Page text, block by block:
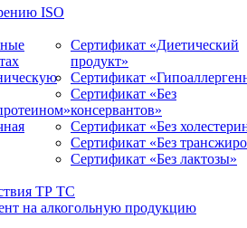
ISO
Сертификат «Диетический
продукт»
Сертификат
Сертификат «Без
консервантов»
Сертификат «Без
Сертификат «Без
Сертификат «Без лактозы»
ТР ТС
на алкогольную продукцию